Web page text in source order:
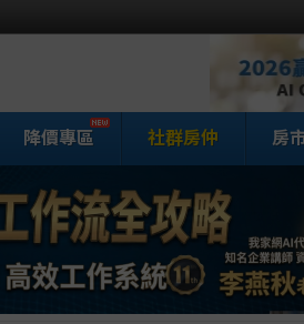
降價專區 社群房仲 房